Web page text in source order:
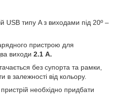
USB типу A з виходами під 20º –
пристрою для
виходи 2.1 А.
без супорта та рамки,
в залежності від кольору.
необхідно придбати